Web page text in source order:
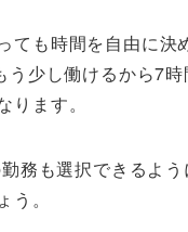
ても時間を自由に決
少し働けるから7
ます。
務も選択できるよ
。